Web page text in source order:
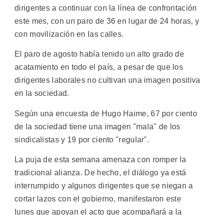
dirigentes a continuar con la línea de confrontación
este mes, con un paro de 36 en lugar de 24 horas, y
con movilización en las calles.
El paro de agosto había tenido un alto grado de
acatamiento en todo el país, a pesar de que los
dirigentes laborales no cultivan una imagen positiva
en la sociedad.
Según una encuesta de Hugo Haime, 67 por ciento
de la sociedad tiene una imagen "mala" de los
sindicalistas y 19 por ciento "regular".
La puja de esta semana amenaza con romper la
tradicional alianza. De hecho, el diálogo ya está
interrumpido y algunos dirigentes que se niegan a
cortar lazos con el gobierno, manifestaron este
lunes que apoyan el acto que acompañará a la